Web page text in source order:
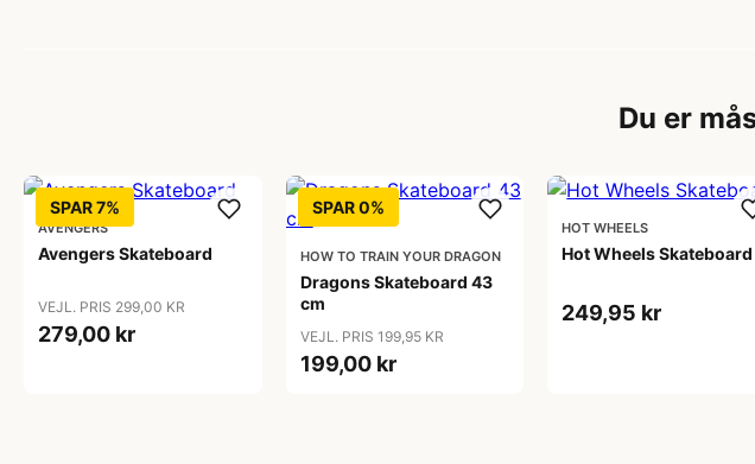
Du er
SPAR 7%
AVENGERS
Avengers Skateboard
VEJL. PRIS 299,00 KR
279,00 kr
SPAR 0%
HOW TO TRAIN YOUR DRAGON
Dragons Skateboard 43
cm
VEJL. PRIS 199,95 KR
199,00 kr
HOT WHEELS
Hot Wheels Skateboard
249,95 kr